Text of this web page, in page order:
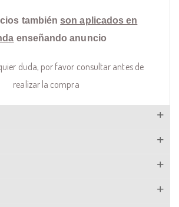
también son aplicados en
enseñando anuncio
duda, por favor consultar antes de
realizar la compra